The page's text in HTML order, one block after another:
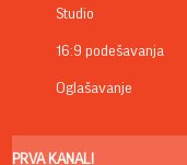
Studio
16:9 podešavanja
Oglašavanje
PRVA KANALI